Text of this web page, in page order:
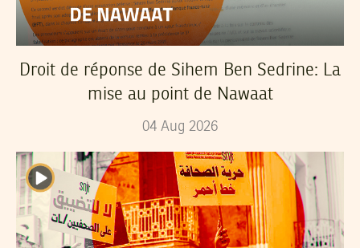
Droit de réponse de Sihem Ben Sedrine: La
mise au point de Nawaat
04 Aug 2026